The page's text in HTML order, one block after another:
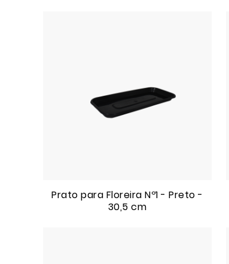
Prato para Floreira Nº1 - Preto -
30,5 cm